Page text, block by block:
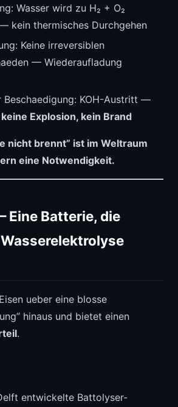
Wasser wird zu H₂ + O₂
kein thermisches Durchgehen
Keine irreversiblen
— Wiederaufladung
Beschaedigung: KOH-Austritt —
keine Explosion, kein Brand
nicht brennt” ist im Weltraum
eine Notwendigkeit.
Eine Batterie, die
ueber eine blosse
hinaus und bietet einen
.
entwickelte Battolyser-